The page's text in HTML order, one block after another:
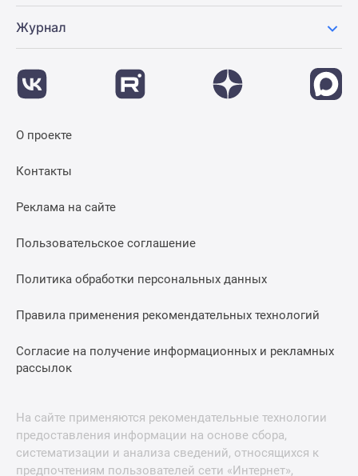
Журнал
О проекте
Контакты
Реклама на сайте
Пользовательское соглашение
Политика обработки персональных данных
Правила применения рекомендательных технологий
Согласие на получение информационных и рекламных
рассылок
На сайте применяются рекомендательные технологии
предоставления информации на основе сбора,
систематизации и анализа сведений, относящихся к
предпочтениям пользователей сети «Интернет»,